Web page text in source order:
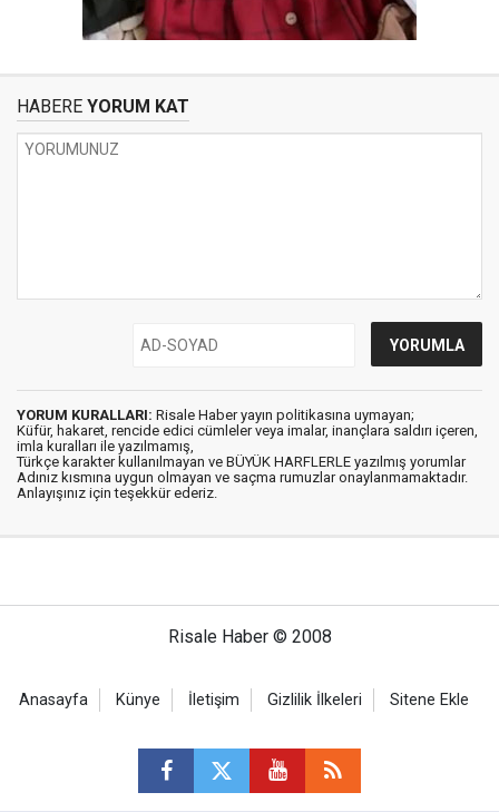
HABERE YORUM KAT
YORUM KURALLARI: Risale Haber yayın politikasına uymayan;
Küfür, hakaret, rencide edici cümleler veya imalar, inançlara saldırı içeren,
imla kuralları ile yazılmamış,
Türkçe karakter kullanılmayan ve BÜYÜK HARFLERLE yazılmış yorumlar
Adınız kısmına uygun olmayan ve saçma rumuzlar onaylanmamaktadır.
Anlayışınız için teşekkür ederiz.
Risale Haber © 2008
Anasayfa Künye İletişim Gizlilik İlkeleri Sitene Ekle